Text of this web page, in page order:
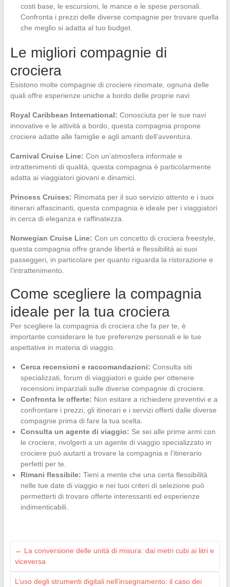
costi base, le escursioni, le mance e le spese personali.
Confronta i prezzi delle diverse compagnie per trovare quella
che meglio si adatta al tuo budget.
Le migliori compagnie di
crociera
Esistono molte compagnie di crociere rinomate, ognuna delle
quali offre esperienze uniche a bordo delle proprie navi.
Royal Caribbean International: Conosciuta per le sue navi
innovative e le attività a bordo, questa compagnia propone
crociere adatte alle famiglie e agli amanti dell’avventura.
Carnival Cruise Line: Con un’atmosfera informale e
intrattenimenti di qualità, questa compagnia è particolarmente
adatta ai viaggiatori giovani e dinamici.
Princess Cruises: Rinomata per il suo servizio attento e i suoi
itinerari affascinanti, questa compagnia è ideale per i viaggiatori
in cerca di eleganza e raffinatezza.
Norwegian Cruise Line: Con un concetto di crociera freestyle,
questa compagnia offre grande libertà e flessibilità ai suoi
passeggeri, in particolare per quanto riguarda la ristorazione e
l’intrattenimento.
Come scegliere la compagnia
ideale per la tua crociera
Per scegliere la compagnia di crociera che fa per te, è
importante considerare le tue preferenze personali e le tue
aspettative in materia di viaggio.
Cerca recensioni e raccomandazioni: Consulta siti
specializzati, forum di viaggiatori e guide per ottenere
recensioni imparziali sulle diverse compagnie di crociere.
Confronta le offerte: Non esitare a richiedere preventivi e a
confrontare i prezzi, gli itinerari e i servizi offerti dalle diverse
compagnie prima di fare la tua scelta.
Consulta un agente di viaggio: Se sei alle prime armi con
le crociere, rivolgerti a un agente di viaggio specializzato in
crociere può aiutarti a trovare la compagnia e l’itinerario
perfetti per te.
Rimani flessibile: Tieni a mente che una certa flessibilità
nelle tue date di viaggio e nei tuoi criteri di selezione può
permetterti di trovare offerte interessanti ed esperienze
indimenticabili.
← La conversione delle unità di misura: dai metri cubi ai litri e
viceversa
L’uso degli strumenti digitali nell’insegnamento: il caso dei